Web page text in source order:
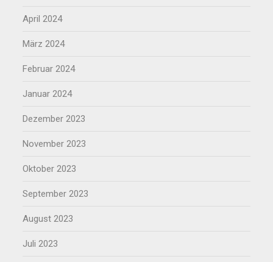
April 2024
März 2024
Februar 2024
Januar 2024
Dezember 2023
November 2023
Oktober 2023
September 2023
August 2023
Juli 2023